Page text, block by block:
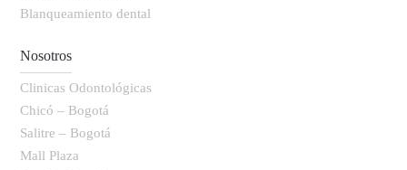
Blanqueamiento dental
Nosotros
Clinicas Odontológicas
Chicó – Bogotá
Salitre – Bogotá
Mall Plaza